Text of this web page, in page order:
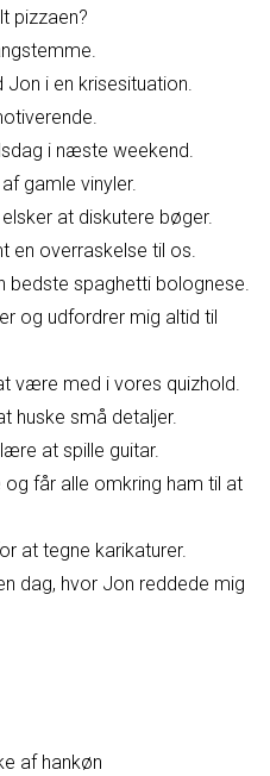
pizzaen?
i en krisesituation.
i næste weekend.
gamle vinyler.
at diskutere bøger.
en overraskelse til os.
bedste spaghetti bolognese.
og udfordrer mig altid til
være med i vores quizhold.
huske små detaljer.
at spille guitar.
får alle omkring ham til at
at tegne karikaturer.
dag, hvor Jon reddede mig
af hankøn